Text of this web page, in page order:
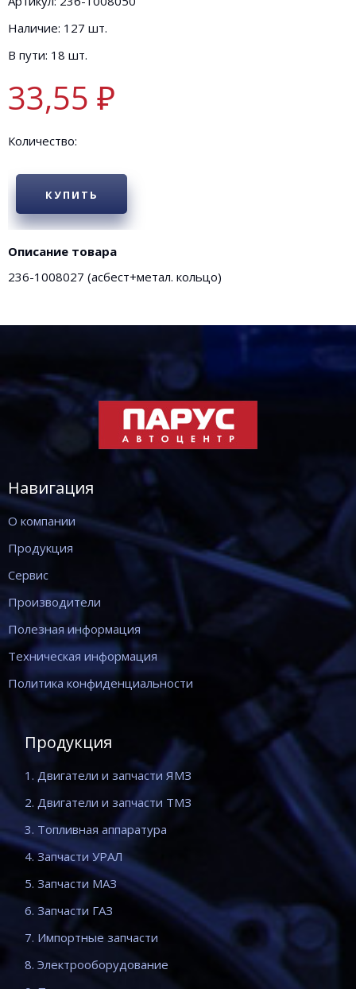
Наличие: 127 шт.
В пути: 18 шт.
33,55 ₽
Количество:
КУПИТЬ
Описание товара
236-1008027 (асбест+метал. кольцо)
Навигация
О компании
Продукция
Сервис
Производители
Полезная информация
Техническая информация
Политика конфиденциальности
Продукция
1. Двигатели и запчасти ЯМЗ
2. Двигатели и запчасти ТМЗ
3. Топливная аппаратура
4. Запчасти УРАЛ
5. Запчасти МАЗ
6. Запчасти ГАЗ
7. Импортные запчасти
8. Электрооборудование